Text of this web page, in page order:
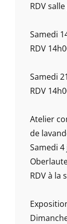
RDV
Samedi
RDV
Samedi
RDV
Atelier
de
Samedi
RDV à la